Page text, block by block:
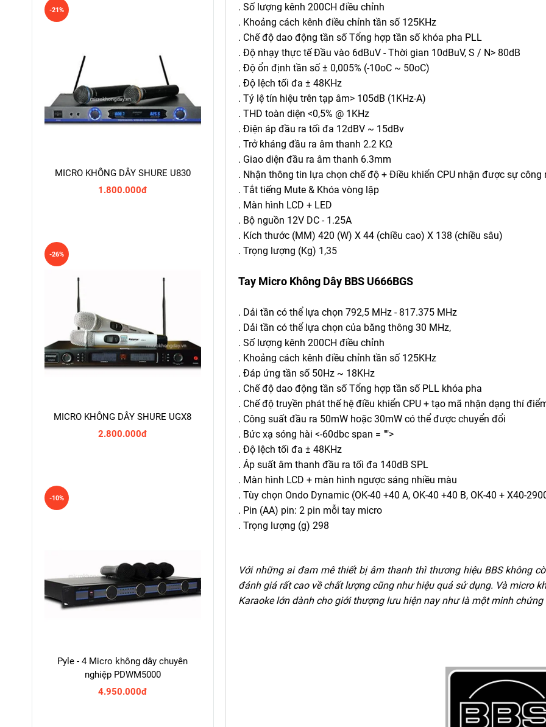
. Số lượng kênh 200CH điều chỉnh
. Khoảng cách kênh điều chỉnh tần số 125KHz
. Chế độ dao động tần số Tổng hợp tần số khóa pha PLL
. Độ nhạy thực tế Đầu vào 6dBuV - Thời gian 10dBuV, S / N> 80dB
. Độ ổn định tần số ± 0,005% (-10oC ~ 50oC)
. Độ lệch tối đa ± 48KHz
. Tỷ lệ tín hiệu trên tạp âm> 105dB (1KHz-A)
. THD toàn diện <0,5% @ 1KHz
. Điện áp đầu ra tối đa 12dBV ~ 15dBv
. Trở kháng đầu ra âm thanh 2.2 KΩ
. Giao diện đầu ra âm thanh 6.3mm
. Nhận thông tin lựa chọn chế độ + Điều khiển CPU nhận được sự công
. Tắt tiếng Mute & Khóa vòng lặp
. Màn hình LCD + LED
. Bộ nguồn 12V DC - 1.25A
. Kích thước (MM) 420 (W) X 44 (chiều cao) X 138 (chiều sâu)
. Trọng lượng (Kg) 1,35
Tay Micro Không Dây BBS U666BGS
. Dải tần có thể lựa chọn 792,5 MHz - 817.375 MHz
. Dải tần có thể lựa chọn của băng thông 30 MHz,
. Số lượng kênh 200CH điều chỉnh
. Khoảng cách kênh điều chỉnh tần số 125KHz
. Đáp ứng tần số 50Hz ~ 18KHz
. Chế độ dao động tần số Tổng hợp tần số PLL khóa pha
. Chế độ truyền phát thế hệ điều khiển CPU + tạo mã nhận dạng thí
. Công suất đầu ra 50mW hoặc 30mW có thể được chuyển đổi
. Bức xạ sóng hài <-60dbc span = "">
. Độ lệch tối đa ± 48KHz
. Áp suất âm thanh đầu ra tối đa 140dB SPL
. Màn hình LCD + màn hình ngược sáng nhiều màu
. Tùy chọn Ondo Dynamic (OK-40 +40 A, OK-40 +40 B, OK-40 + X40-
. Pin (AA) pin: 2 pin mỗi tay micro
. Trọng lượng (g) 298
Với những ai đam mê thiết bị âm thanh thì thương hiệu BBS không
đánh giá rất cao về chất lượng cũng như hiệu quả sử dụng. Và micro
Karaoke lớn dành cho giới thượng lưu hiện nay như là một minh chứng
MICRO KHÔNG DÂY SHURE U830
1.800.000đ
-21%
MICRO KHÔNG DÂY SHURE UGX8
2.800.000đ
-26%
Pyle - 4 Micro không dây chuyên
nghiệp PDWM5000
4.950.000đ
-10%